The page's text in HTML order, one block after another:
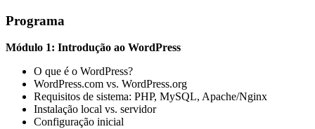
Programa
Módulo 1: Introdução ao WordPress
O que é o WordPress?
WordPress.com vs. WordPress.org
Requisitos de sistema: PHP, MySQL, Apache/Nginx
Instalação local vs. servidor
Configuração inicial